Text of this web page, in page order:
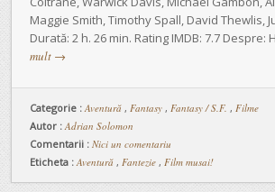
Maggie Smith, Timothy Spall, David Thewlis,
Durată: 2 h. 26 min. Rating IMDB: 7.7 Despre:
mult →
Categorie : Aventură , Fantasy , Fantasy / S.F. , Filme
Autor : Adrian Solomon
Comentarii : Nici un comentariu
Eticheta : Aventură , Fantezie , Film musai!